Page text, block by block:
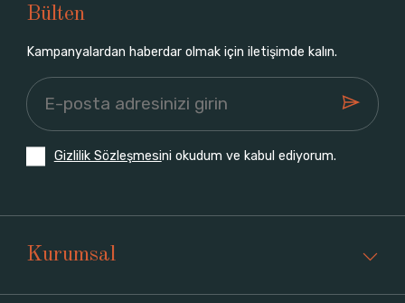
Bülten
Kampanyalardan haberdar olmak için iletişimde kalın.
Gizlilik Sözleşmesini okudum ve kabul ediyorum.
Kurumsal